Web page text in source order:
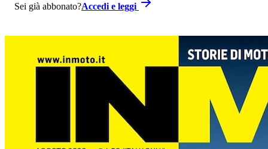
Sei già abbonato?Accedi e leggi